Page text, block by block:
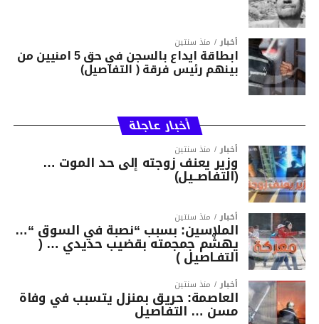
أخبار منذ سنتين
ابطاقة ايداع بالسجن في حق 5 امنيين من
بينهم رئيس فرقة ( التفاصيل)
أخبار عاجلة
أخبار منذ سنتين
وزير يعنف زوجته إلى حد الموت …
(التفاصــيل)
أخبار منذ سنتين
الملاسين: بسبب “نصبة في السوق “…
يهشّم جمجمته بقضيب حديدي … (
التفـاصيل )
أخبار منذ سنتين
العاصمة: حريق بمنزل يتسبب في وفاة
مسن … التفاصيل